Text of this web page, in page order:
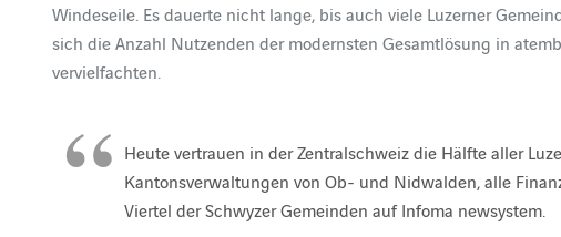
Windeseile. Es dauerte nicht lange, bis auch viele Luzerner
sich die Anzahl Nutzenden der modernsten Gesamtlösung in
vervielfachten.
Heute vertrauen in der Zentralschweiz die Hälfte aller
Kantonsverwaltungen von Ob- und Nidwalden, alle
Viertel der Schwyzer Gemeinden auf Infoma newsystem.